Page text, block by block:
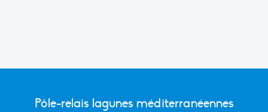
Pôle-relais lagunes méditerranéennes